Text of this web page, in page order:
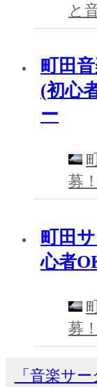
と
町田
(初心
ー
募
町田
心者
募
「音楽サ